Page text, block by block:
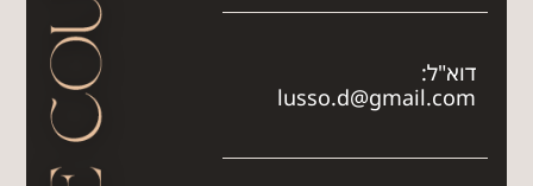
דוא"ל:
lusso.d@gmail.com